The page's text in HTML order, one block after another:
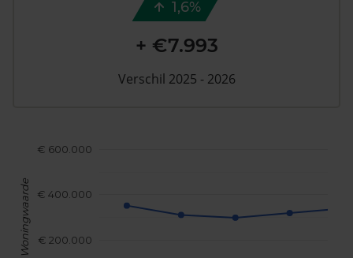
€ 200.000
€ 400.000
€ 600.000
Woningwaarde
1,6%
+ €7.993
Verschil 2025 - 2026